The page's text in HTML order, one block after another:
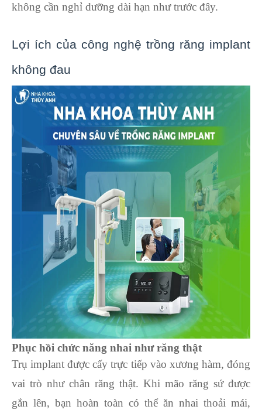
không cần nghỉ dưỡng dài hạn như trước đây.
Lợi ích của công nghệ trồng răng implant
không đau
Phục hồi chức năng nhai như răng thật
Trụ implant được cấy trực tiếp vào xương hàm, đóng
vai trò như chân răng thật. Khi mão răng sứ được
gắn lên, bạn hoàn toàn có thể ăn nhai thoải mái,